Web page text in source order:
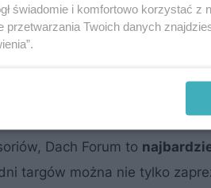
Co jest tak naprawdę
Dach Forum to
targów można nie tylko
świadomie i komfortowo korzystać z
przetwarzania Twoich danych